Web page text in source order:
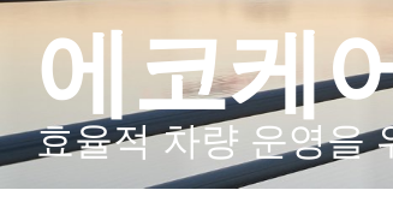
에코케
효율적 차량 운영